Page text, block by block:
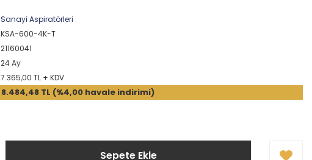
Sanayi Aspiratörleri
KSA-600-4K-T
21160041
24 Ay
7.365,00 TL + KDV
8.484,48 TL (%4,00 havale indirimi)
Sepete Ekle